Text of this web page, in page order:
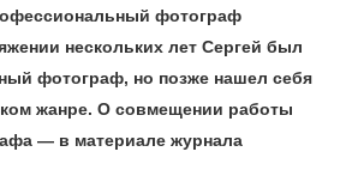
фотограф
нескольких лет Сергей был
фотограф, но позже нашел себя
жанре. О совмещении работы
— в материале журнала